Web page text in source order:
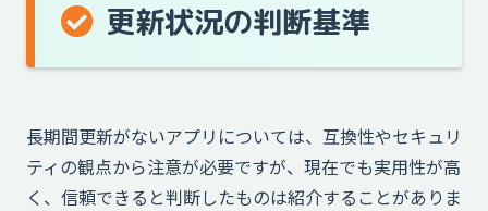
更新状況の判断基準
長期間更新がないアプリについては、互換性やセキュリ
ティの観点から注意が必要ですが、現在でも実用性が高
く、信頼できると判断したものは紹介することがありま